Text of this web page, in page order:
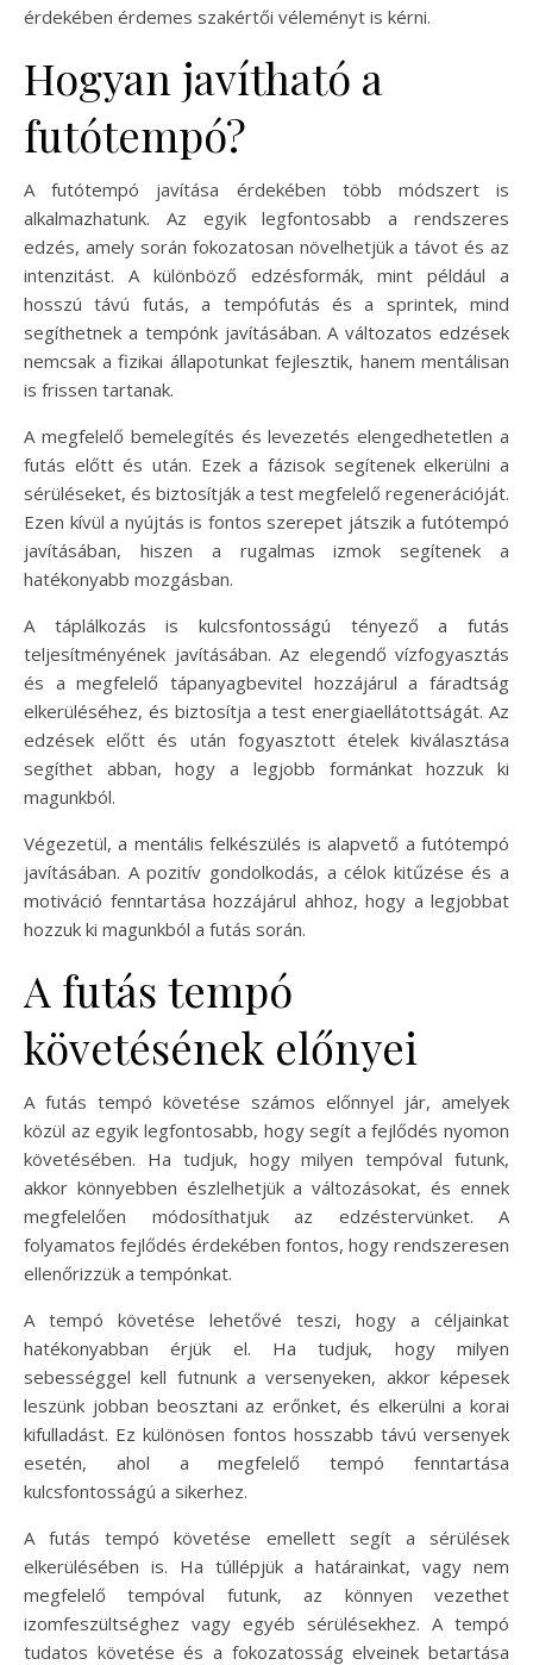
érdekében érdemes szakértői véleményt is kérni.
Hogyan javítható a
futótempó?
A futótempó javítása érdekében több módszert is
alkalmazhatunk. Az egyik legfontosabb a rendszeres
edzés, amely során fokozatosan növelhetjük a távot és az
intenzitást. A különböző edzésformák, mint például a
hosszú távú futás, a tempófutás és a sprintek, mind
segíthetnek a tempónk javításában. A változatos edzések
nemcsak a fizikai állapotunkat fejlesztik, hanem mentálisan
is frissen tartanak.
A megfelelő bemelegítés és levezetés elengedhetetlen a
futás előtt és után. Ezek a fázisok segítenek elkerülni a
sérüléseket, és biztosítják a test megfelelő regenerációját.
Ezen kívül a nyújtás is fontos szerepet játszik a futótempó
javításában, hiszen a rugalmas izmok segítenek a
hatékonyabb mozgásban.
A táplálkozás is kulcsfontosságú tényező a futás
teljesítményének javításában. Az elegendő vízfogyasztás
és a megfelelő tápanyagbevitel hozzájárul a fáradtság
elkerüléséhez, és biztosítja a test energiaellátottságát. Az
edzések előtt és után fogyasztott ételek kiválasztása
segíthet abban, hogy a legjobb formánkat hozzuk ki
magunkból.
Végezetül, a mentális felkészülés is alapvető a futótempó
javításában. A pozitív gondolkodás, a célok kitűzése és a
motiváció fenntartása hozzájárul ahhoz, hogy a legjobbat
hozzuk ki magunkból a futás során.
A futás tempó
követésének előnyei
A futás tempó követése számos előnnyel jár, amelyek
közül az egyik legfontosabb, hogy segít a fejlődés nyomon
követésében. Ha tudjuk, hogy milyen tempóval futunk,
akkor könnyebben észlelhetjük a változásokat, és ennek
megfelelően módosíthatjuk az edzéstervünket. A
folyamatos fejlődés érdekében fontos, hogy rendszeresen
ellenőrizzük a tempónkat.
A tempó követése lehetővé teszi, hogy a céljainkat
hatékonyabban érjük el. Ha tudjuk, hogy milyen
sebességgel kell futnunk a versenyeken, akkor képesek
leszünk jobban beosztani az erőnket, és elkerülni a korai
kifulladást. Ez különösen fontos hosszabb távú versenyek
esetén, ahol a megfelelő tempó fenntartása
kulcsfontosságú a sikerhez.
A futás tempó követése emellett segít a sérülések
elkerülésében is. Ha túllépjük a határainkat, vagy nem
megfelelő tempóval futunk, az könnyen vezethet
izomfeszültséghez vagy egyéb sérülésekhez. A tempó
tudatos követése és a fokozatosság elveinek betartása